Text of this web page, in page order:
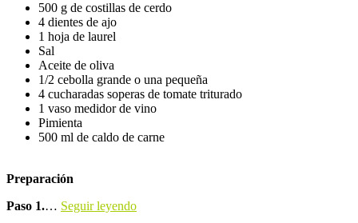
500 g de costillas de cerdo
4 dientes de ajo
1 hoja de laurel
Sal
Aceite de oliva
1/2 cebolla grande o una pequeña
4 cucharadas soperas de tomate triturado
1 vaso medidor de vino
Pimienta
500 ml de caldo de carne
Preparación
Paso 1.… Seguir leyendo